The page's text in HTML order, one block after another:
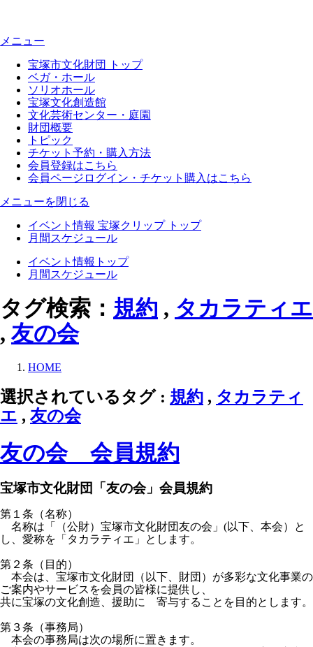
メニュー
宝塚市文化財団 トップ
ベガ・ホール
ソリオホール
宝塚文化創造館
文化芸術センター・庭園
財団概要
トピック
チケット予約・購入方法
会員登録はこちら
会員ページログイン・チケット購入はこちら
メニューを閉じる
イベント情報 宝塚クリップ トップ
月間スケジュール
イベント情報トップ
月間スケジュール
タグ検索： 規約 , タカラティエ
, 友の会
HOME
選択されているタグ : 規約 , タカラティ
エ , 友の会
友の会 会員規約
宝塚市文化財団「友の会」会員規約
第１条（名称）
名称は「（公財）宝塚市文化財団友の会」(以下、本会）と
し、愛称を「タカラティエ」とします。
第２条（目的）
本会は、宝塚市文化財団（以下、財団）が多彩な文化事業の
ご案内やサービスを会員の皆様に提供し、
共に宝塚の文化創造、援助に 寄与することを目的とします。
第３条（事務局）
本会の事務局は次の場所に置きます。